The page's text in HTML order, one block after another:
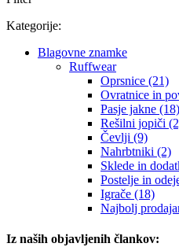
Kategorije:
Blagovne znamke
Ruffwear
Oprsnice (21)
Ovratnice in
Pasje jakne (18)
Rešilni jopiči
Čevlji (9)
Nahrbtniki (2)
Sklede in
Postelje in
Igrače (18)
Najbolj
Iz naših objavljenih člankov: